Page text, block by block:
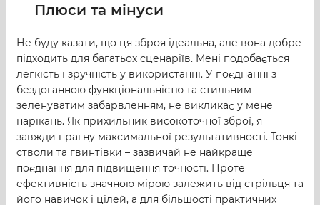
Плюси та мінуси
Не буду казати, що ця зброя ідеальна, але вона добре
підходить для багатьох сценаріїв. Мені подобається
легкість і зручність у використанні. У поєднанні з
бездоганною функціональністю та стильним
зеленуватим забарвленням, не викликає у мене
нарікань. Як прихильник високоточної зброї, я
завжди прагну максимальної результативності. Тонкі
стволи та гвинтівки – зазвичай не найкраще
поєднання для підвищення точності. Проте
ефективність значною мірою залежить від стрільця та
його навичок і цілей, а для більшості практичних